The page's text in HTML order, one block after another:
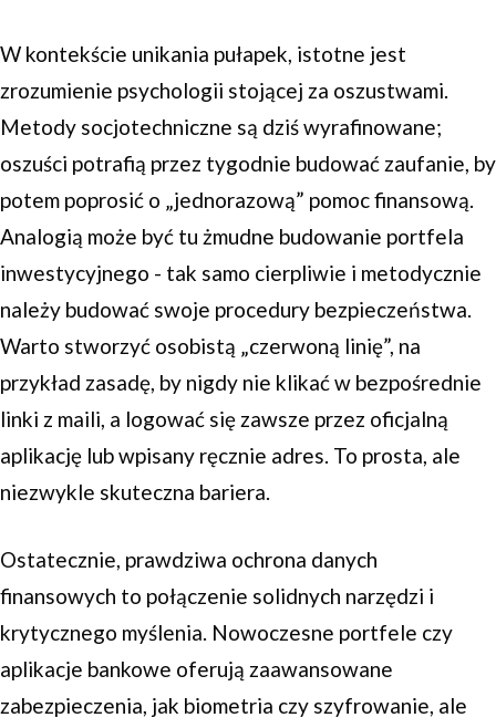
W kontekście unikania pułapek, istotne jest
zrozumienie psychologii stojącej za oszustwami.
Metody socjotechniczne są dziś wyrafinowane;
oszuści potrafią przez tygodnie budować zaufanie, by
potem poprosić o „jednorazową” pomoc finansową.
Analogią może być tu żmudne budowanie portfela
inwestycyjnego - tak samo cierpliwie i metodycznie
należy budować swoje procedury bezpieczeństwa.
Warto stworzyć osobistą „czerwoną linię”, na
przykład zasadę, by nigdy nie klikać w bezpośrednie
linki z maili, a logować się zawsze przez oficjalną
aplikację lub wpisany ręcznie adres. To prosta, ale
niezwykle skuteczna bariera.
Ostatecznie, prawdziwa ochrona danych
finansowych to połączenie solidnych narzędzi i
krytycznego myślenia. Nowoczesne portfele czy
aplikacje bankowe oferują zaawansowane
zabezpieczenia, jak biometria czy szyfrowanie, ale